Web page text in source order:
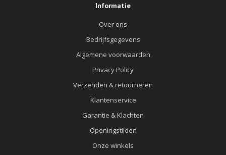
Informatie
Over ons
Bedrijfsgegevens
Algemene voorwaarden
Privacy Policy
Verzenden & retourneren
Klantenservice
Garantie & Klachten
Openingstijden
Onze winkels